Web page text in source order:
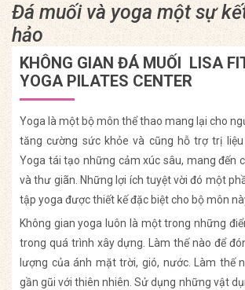
Đá muối và yoga một sự
hảo
KHÔNG GIAN ĐÁ MUỐI LISA
YOGA PILATES CENTER
Yoga là một bộ môn thể thao mang lại cho
tăng cường sức khỏe và cũng hỗ trợ trị
Yoga tái tạo những cảm xúc sâu, mang đến
và thư giãn. Những lợi ích tuyệt vời đó một
tập yoga được thiết kế đặc biệt cho bộ môn
Không gian yoga luôn là một trong những
trong quá trình xây dựng. Làm thế nào để
lượng của ánh mặt trời, gió, nước. Làm thế
gần gũi với thiên nhiên. Sử dụng những vật